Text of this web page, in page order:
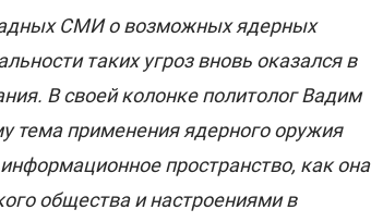
СМИ о возможных ядерных
таких угроз вновь оказался в
В своей колонке политолог Вадим
тема применения ядерного оружия
пространство, как она
общества и настроениями в